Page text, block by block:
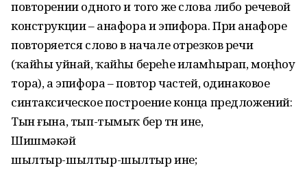
повторении одного и того же слова либо речевой
конструкции – анафора и эпифора. При анафоре
повторяется слово в начале отрезков речи
(ҡайһы уйнай, ҡайһы береһе иламһырап, моңһоу
тора), а эпифора – повтор частей, одинаковое
синтаксическое построение конца предложений:
Тын ғына, тып-тымыҡ бер төн ине,
Шишмәкәй
шылтыр-шылтыр-шылтыр ине;